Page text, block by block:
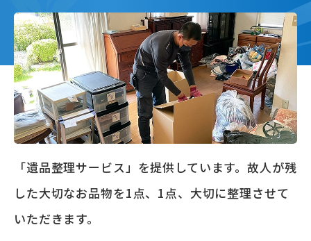
「遺品整理サービス」を提供しています。故人が残
した大切なお品物を1点、1点、大切に整理させて
いただきます。